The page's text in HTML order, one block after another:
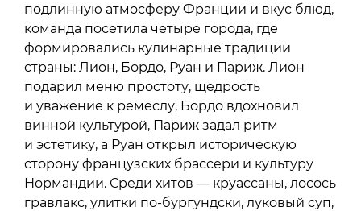
подлинную атмосферу Франции и вкус блюд,
команда посетила четыре города, где
формировались кулинарные традиции
страны: Лион, Бордо, Руан и Париж. Лион
подарил меню простоту, щедрость
и уважение к ремеслу, Бордо вдохновил
винной культурой, Париж задал ритм
и эстетику, а Руан открыл историческую
сторону французских брассери и культуру
Нормандии. Среди хитов — круассаны, лосось
гравлакс, улитки по-бургундски, луковый суп,